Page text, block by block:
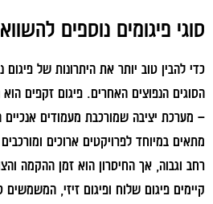
סוגי פיגומים נוספים
כדי להבין טוב יותר את היתרונות של
הסוגים הנפוצים האחרים. פיגום זקפים
– מערכת יציבה שמורכבת מעמודים אנכיים
מתאים במיוחד לפרויקטים ארוכים
רחב וגבוה, אך החיסרון הוא זמן ההקמה
קיימים פיגום שלוח ופיגום זיזי,